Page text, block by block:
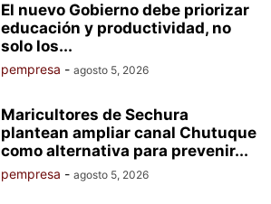
El nuevo Gobierno debe priorizar
educación y productividad, no
solo los...
pempresa - agosto 5, 2026
Maricultores de Sechura
plantean ampliar canal Chutuque
como alternativa para prevenir...
pempresa - agosto 5, 2026